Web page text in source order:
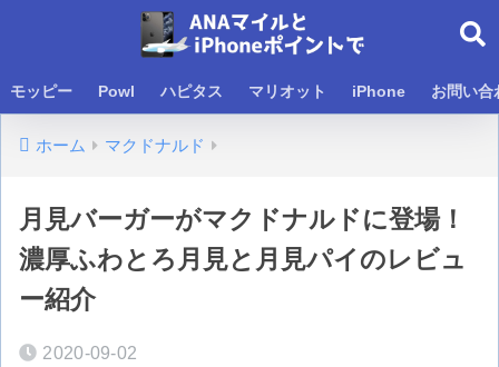
モッピー Powl ハピタス マリオット iPhone お問い合
ホーム マクドナルド
月見バーガーがマクドナルドに登場！
濃厚ふわとろ月見と月見パイのレビュ
ー紹介
2020-09-02